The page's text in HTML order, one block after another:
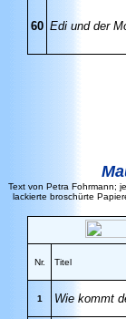
60 Edi und der
Text von Petra Fohrmann;
lackierte broschürte
Nr. Titel
1 Wie kommt